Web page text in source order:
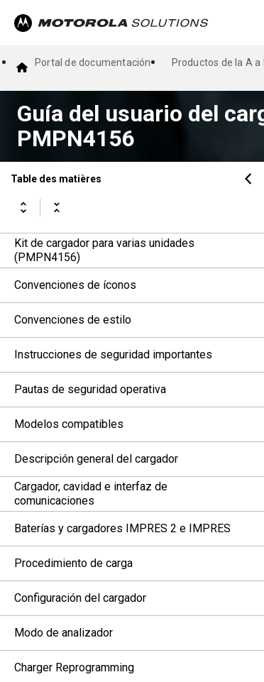
Portal de documentación Productos de la A a
Guía del usuario del
PMPN4156
Table des matières
Kit de cargador para varias unidades
(PMPN4156)
Convenciones de íconos
Convenciones de estilo
Instrucciones de seguridad importantes
Pautas de seguridad operativa
Modelos compatibles
Descripción general del cargador
Cargador, cavidad e interfaz de
comunicaciones
Baterías y cargadores IMPRES 2 e IMPRES
Procedimiento de carga
Configuración del cargador
Modo de analizador
Charger Reprogramming